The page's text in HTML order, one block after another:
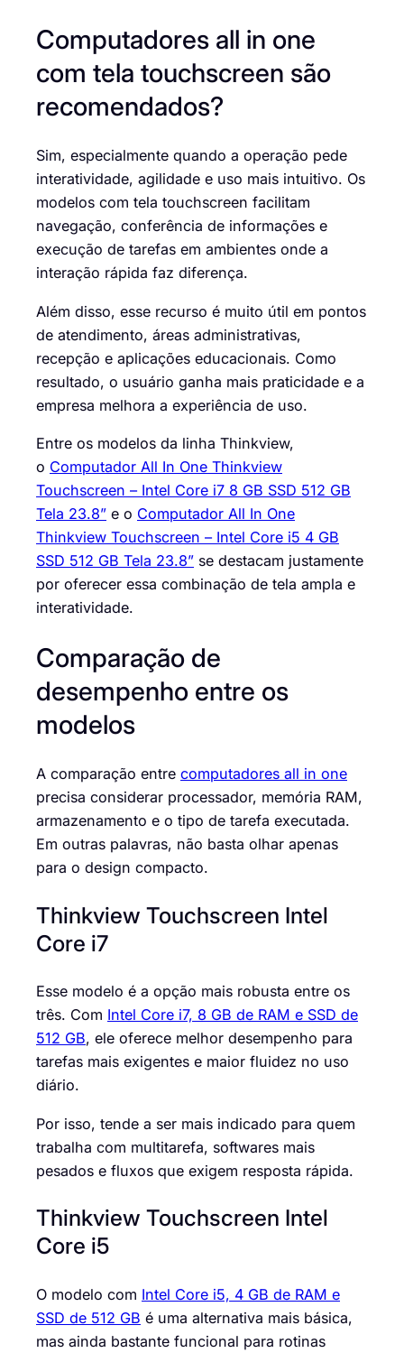
Computadores all in one
com tela touchscreen são
recomendados?
Sim, especialmente quando a operação pede
interatividade, agilidade e uso mais intuitivo. Os
modelos com tela touchscreen facilitam
navegação, conferência de informações e
execução de tarefas em ambientes onde a
interação rápida faz diferença.
Além disso, esse recurso é muito útil em pontos
de atendimento, áreas administrativas,
recepção e aplicações educacionais. Como
resultado, o usuário ganha mais praticidade e a
empresa melhora a experiência de uso.
Entre os modelos da linha Thinkview,
o Computador All In One Thinkview
Touchscreen – Intel Core i7 8 GB SSD 512 GB
Tela 23.8” e o Computador All In One
Thinkview Touchscreen – Intel Core i5 4 GB
SSD 512 GB Tela 23.8” se destacam justamente
por oferecer essa combinação de tela ampla e
interatividade.
Comparação de
desempenho entre os
modelos
A comparação entre computadores all in one
precisa considerar processador, memória RAM,
armazenamento e o tipo de tarefa executada.
Em outras palavras, não basta olhar apenas
para o design compacto.
Thinkview Touchscreen Intel
Core i7
Esse modelo é a opção mais robusta entre os
três. Com Intel Core i7, 8 GB de RAM e SSD de
512 GB, ele oferece melhor desempenho para
tarefas mais exigentes e maior fluidez no uso
diário.
Por isso, tende a ser mais indicado para quem
trabalha com multitarefa, softwares mais
pesados e fluxos que exigem resposta rápida.
Thinkview Touchscreen Intel
Core i5
O modelo com Intel Core i5, 4 GB de RAM e
SSD de 512 GB é uma alternativa mais básica,
mas ainda bastante funcional para rotinas